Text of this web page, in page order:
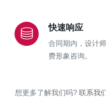
快速响应
合同期内，设计
费形象咨询。
想更多了解我们吗? 联系我